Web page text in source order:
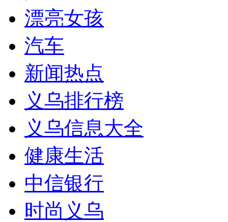
漂亮女孩
汽车
新闻热点
义乌排行榜
义乌信息大全
健康生活
中信银行
时尚义乌